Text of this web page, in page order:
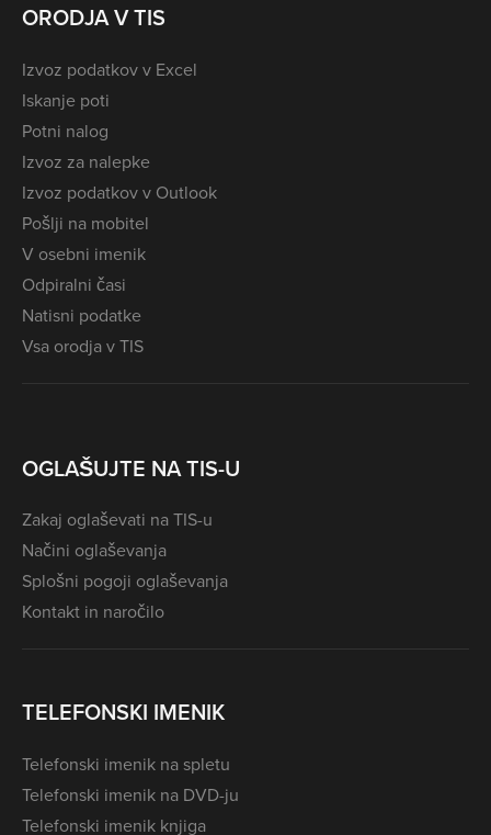
ORODJA V TIS
Izvoz podatkov v Excel
Iskanje poti
Potni nalog
Izvoz za nalepke
Izvoz podatkov v Outlook
Pošlji na mobitel
V osebni imenik
Odpiralni časi
Natisni podatke
Vsa orodja v TIS
OGLAŠUJTE NA TIS-U
Zakaj oglaševati na TIS-u
Načini oglaševanja
Splošni pogoji oglaševanja
Kontakt in naročilo
TELEFONSKI IMENIK
Telefonski imenik na spletu
Telefonski imenik na DVD-ju
Telefonski imenik knjiga